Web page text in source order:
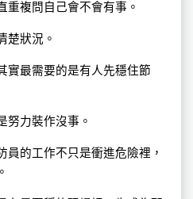
重複問自己會不會有事。
楚狀況。
實最需要的是有人先穩住節
努力裝作沒事。
員的工作不只是衝進危險裡，